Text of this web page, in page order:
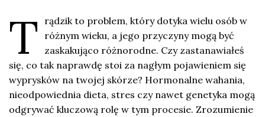
T
rądzik to problem, który dotyka wielu osób w
różnym wieku, a jego przyczyny mogą być
zaskakująco różnorodne. Czy zastanawiałeś
się, co tak naprawdę stoi za nagłym pojawieniem się
wyprysków na twojej skórze? Hormonalne wahania,
nieodpowiednia dieta, stres czy nawet genetyka mogą
odgrywać kluczową rolę w tym procesie. Zrozumienie